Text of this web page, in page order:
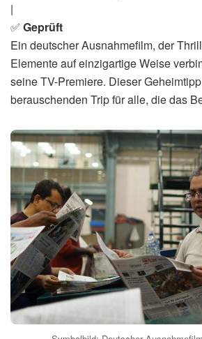
|
✅ Geprüft
Ein deutscher Ausnahmefilm, der
Elemente auf einzigartige Weise
seine TV-Premiere. Dieser
berauschenden Trip für alle, die das